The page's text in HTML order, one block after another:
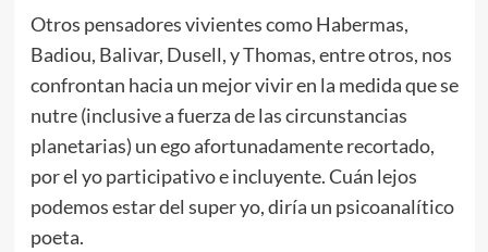
Otros pensadores vivientes como Habermas,
Badiou, Balivar, Dusell, y Thomas, entre otros, nos
confrontan hacia un mejor vivir en la medida que se
nutre (inclusive a fuerza de las circunstancias
planetarias) un ego afortunadamente recortado,
por el yo participativo e incluyente. Cuán lejos
podemos estar del super yo, diría un psicoanalítico
poeta.